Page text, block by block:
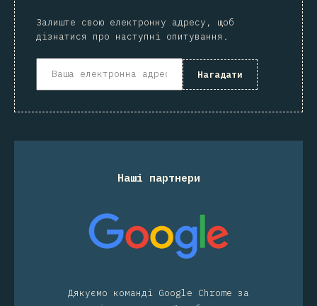
Залиште свою електронну адресу, щоб
дізнатися про наступні опитування.
Нагадати
Наші партнери
Дякуємо команді Google Chrome за